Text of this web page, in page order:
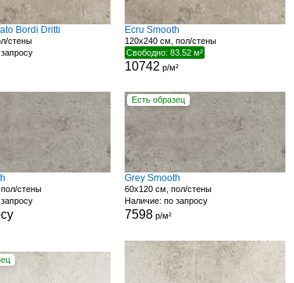
Bordi Dritti
стены
Ecru Smooth
120x240 см, пол/стены
Свободно: 83.52 м²
10742 р/м²
стены
Есть образец
Grey Smooth
60x120 см, пол/стены
Наличие: по запросу
7598 р/м²